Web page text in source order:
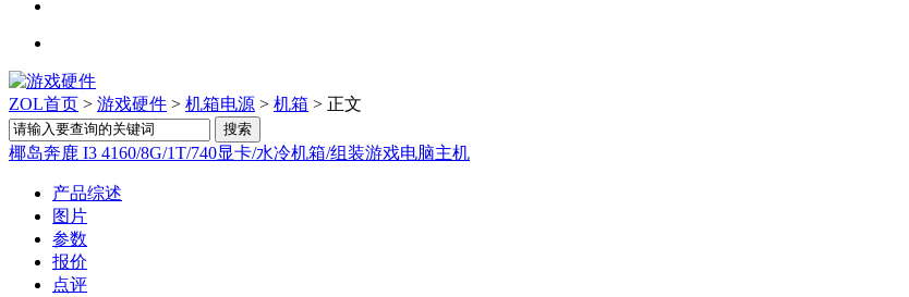
ZOL首页 > 游戏硬件 > 机箱电源 > 机箱 > 正文
椰岛奔鹿 I3 4160/8G/1T/740显卡/水冷机箱/组装游戏电脑主机
产品综述
图片
参数
报价
点评